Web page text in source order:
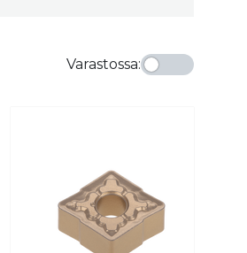
Varastossa: